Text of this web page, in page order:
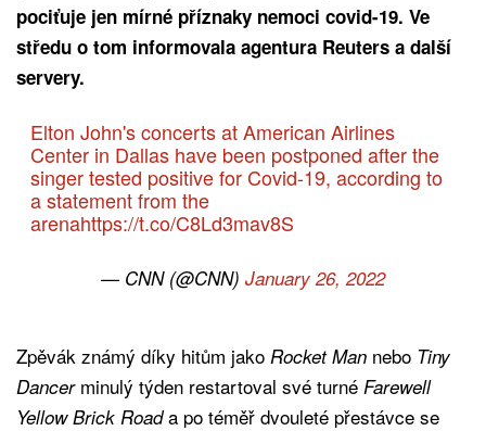
pociťuje jen mírné příznaky nemoci covid-19. Ve
středu o tom informovala agentura Reuters a další
servery.
Elton John's concerts at American Airlines
Center in Dallas have been postponed after the
singer tested positive for Covid-19, according to
a statement from the
arenahttps://t.co/C8Ld3mav8S
— CNN (@CNN) January 26, 2022
Zpěvák známý díky hitům jako Rocket Man nebo Tiny
Dancerminulý týden restartoval své turné Farewell
Yellow Brick Roada po téměř dvouleté přestávce se